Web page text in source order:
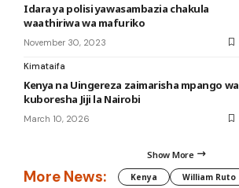
Idara ya polisi yawasambazia chakula
waathiriwa wa mafuriko
November 30, 2023
Kimataifa
Kenya na Uingereza zaimarisha mpango wa
kuboresha Jiji la Nairobi
March 10, 2026
Show More
More News: Kenya William Ruto